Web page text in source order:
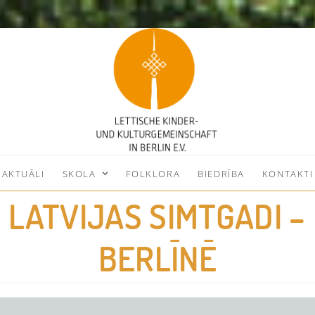
AKTUĀLI SKOLA FOLKLORA BIEDRĪBA KONTAKTI
SIMTGADI –
BERLĪNĒ